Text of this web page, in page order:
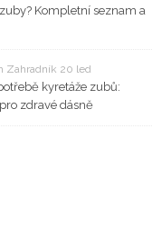
Kompletní seznam a
Zahradník 20 led
kyretáže zubů:
zdravé dásně